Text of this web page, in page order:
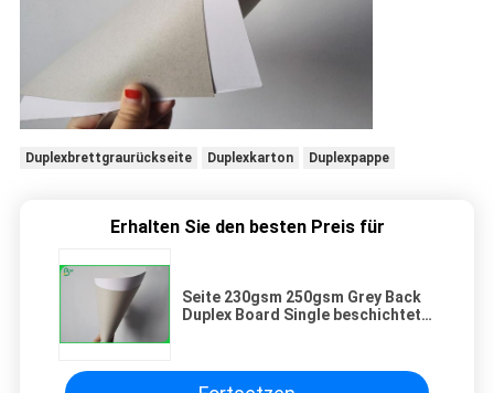
Duplexbrettgraurückseite Duplexkarton Duplexpappe
Erhalten Sie den besten Preis für
Seite 230gsm 250gsm Grey Back
Duplex Board Single beschichtete